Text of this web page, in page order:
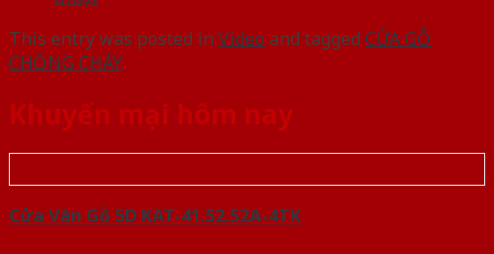
This entry was posted in Video and tagged CỬA GỖ
CHỐNG CHÁY.
Khuyến mại hôm nay
Cửa Vân Gỗ 5D KAT-41.52.52A-4TK